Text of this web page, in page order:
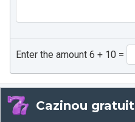
Enter the amount 6 + 10
Cazinou gratuit